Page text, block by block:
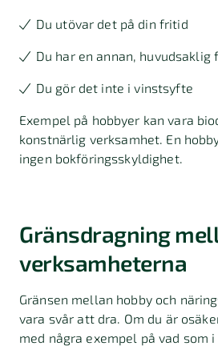
Du utövar det på din fritid
Du har en annan, huvudsaklig
Du gör det inte i vinstsyfte
Exempel på hobbyer kan vara
konstnärlig verksamhet. En
ingen bokföringsskyldighet.
Gränsdragning
verksamheterna
Gränsen mellan hobby och
vara svår att dra. Om du är
med några exempel på vad som